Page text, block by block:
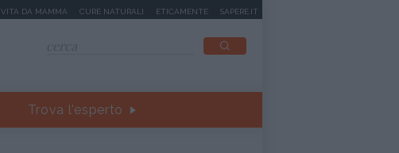
VITA DA MAMMA CURE NATURALI ETICAMENTE SAPERE.IT
Trova l'esperto